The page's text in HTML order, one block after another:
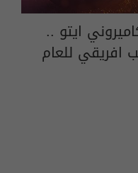
ايتو ..
افريقي للعام